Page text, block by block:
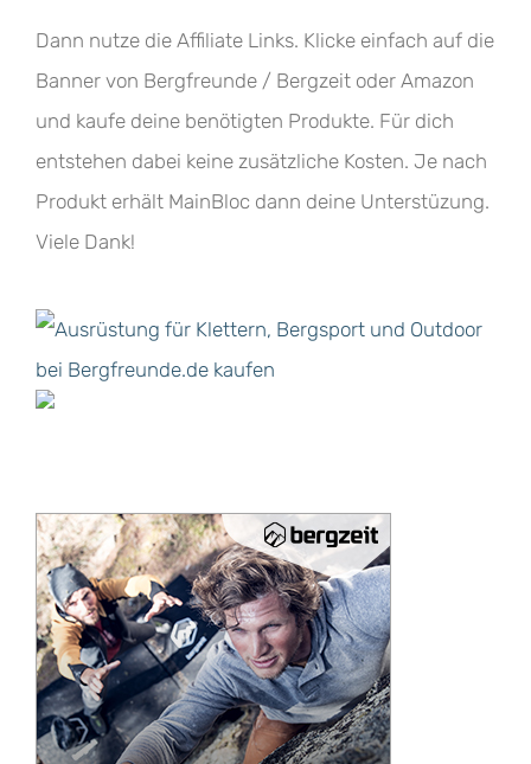
Dann nutze die Affiliate Links. Klicke einfach auf die
Banner von Bergfreunde / Bergzeit oder Amazon
und kaufe deine benötigten Produkte. Für dich
entstehen dabei keine zusätzliche Kosten. Je nach
Produkt erhält MainBloc dann deine Unterstüzung.
Viele Dank!